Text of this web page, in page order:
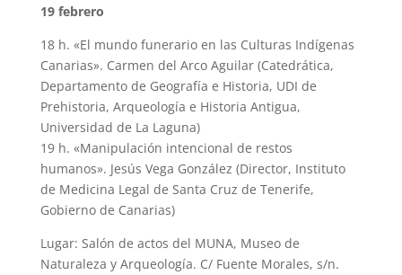
19 febrero
18 h. «El mundo funerario en las Culturas Indígenas
Canarias». Carmen del Arco Aguilar (Catedrática,
Departamento de Geografía e Historia, UDI de
Prehistoria, Arqueología e Historia Antigua,
Universidad de La Laguna)
19 h. «Manipulación intencional de restos
humanos». Jesús Vega González (Director, Instituto
de Medicina Legal de Santa Cruz de Tenerife,
Gobierno de Canarias)
Lugar: Salón de actos del MUNA, Museo de
Naturaleza y Arqueología. C/ Fuente Morales, s/n.